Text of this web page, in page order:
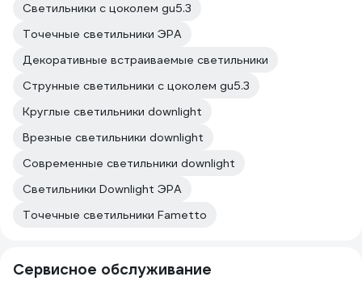
Светильники с цоколем gu5.3
Точечные светильники ЭРА
Декоративные встраиваемые светильники
Струнные светильники с цоколем gu5.3
Круглые светильники downlight
Врезные светильники downlight
Современные светильники downlight
Светильники Downlight ЭРА
Точечные светильники Fametto
Сервисное обслуживание